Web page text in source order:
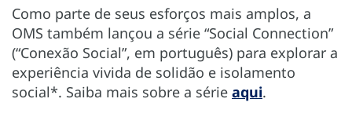
Como parte de seus esforços mais amplos, a
OMS também lançou a série “Social Connection”
(“Conexão Social”, em português) para explorar a
experiência vivida de solidão e isolamento
social*. Saiba mais sobre a série aqui.